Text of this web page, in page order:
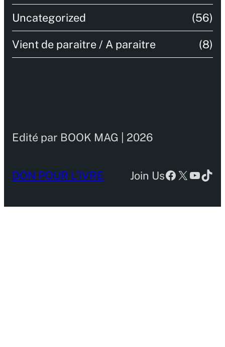
Uncategorized (56)
Vient de paraitre / A paraitre (8)
Edité par BOOK MAG | 2026
DON POUR L’IVRE Join UsFacebook
X